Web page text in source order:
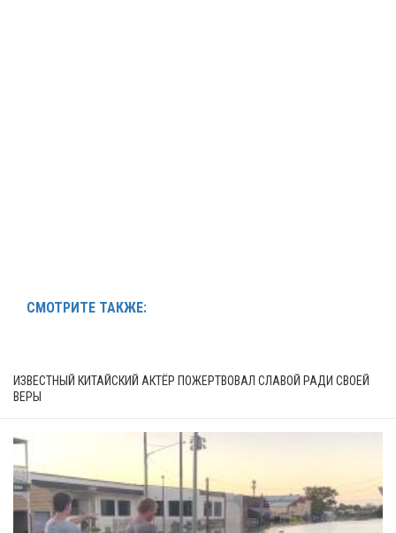
СМОТРИТЕ ТАКЖЕ:
ИЗВЕСТНЫЙ КИТАЙСКИЙ АКТЁР ПОЖЕРТВОВАЛ СЛАВОЙ РАДИ СВОЕЙ
ВЕРЫ